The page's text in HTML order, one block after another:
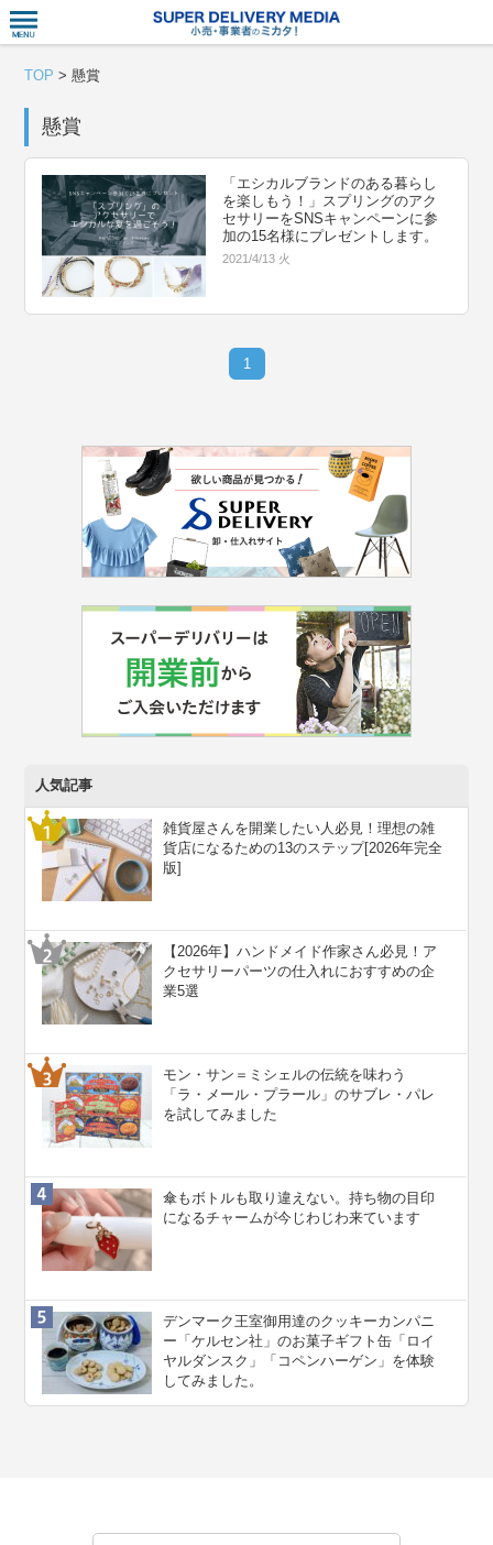
TOP >懸賞
懸賞
「エシカルブランドのある暮らし
を楽しもう！」スプリングのアク
セサリーをSNSキャンペーンに参
加の15名様にプレゼントします。
2021/4/13 火
1
人気記事
雑貨屋さんを開業したい人必見！理想の雑
貨店になるための13のステップ[2026年完全
版]
【2026年】ハンドメイド作家さん必見！ア
クセサリーパーツの仕入れにおすすめの企
業5選
モン・サン＝ミシェルの伝統を味わう
「ラ・メール・プラール」のサブレ・パレ
を試してみました
傘もボトルも取り違えない。持ち物の目印
になるチャームが今じわじわ来ています
デンマーク王室御用達のクッキーカンパニ
ー「ケルセン社」のお菓子ギフト缶「ロイ
ヤルダンスク」「コペンハーゲン」を体験
してみました。